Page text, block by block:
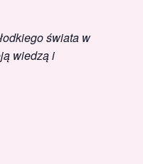
świata w
wiedzą i